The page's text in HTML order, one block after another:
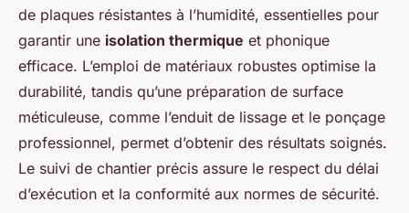
de plaques résistantes à l’humidité, essentielles pour
garantir une isolation thermique et phonique
efficace. L’emploi de matériaux robustes optimise la
durabilité, tandis qu’une préparation de surface
méticuleuse, comme l’enduit de lissage et le ponçage
professionnel, permet d’obtenir des résultats soignés.
Le suivi de chantier précis assure le respect du délai
d’exécution et la conformité aux normes de sécurité.